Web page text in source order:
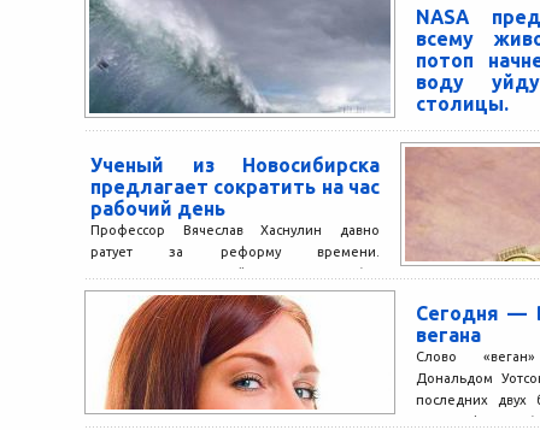
NASA
всему
потоп
воду
столицы.
привело ученых
Ученый из Новосибирска
предлагает сократить на час
рабочий день
Профессор Вячеслав Хаснулин давно
ратует за реформу времени.
Представитель редкой специальности (он
хронобиолог) уверяет, что стране давно
нужно вернуть потерянное...
Сегодня —
вегана
Слово
Дональдом
последних двух
«vegetarian»